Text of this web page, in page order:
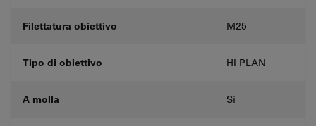
Filettatura obiettivo M25
Tipo di obiettivo HI PLAN
A molla Sì